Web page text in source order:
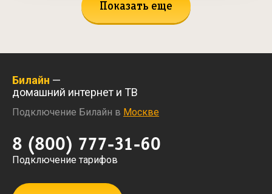
Показать еще
Билайн —
домашний интернет и ТВ
Подключение Билайн в Москве
8 (800) 777-31-60
Подключение тарифов